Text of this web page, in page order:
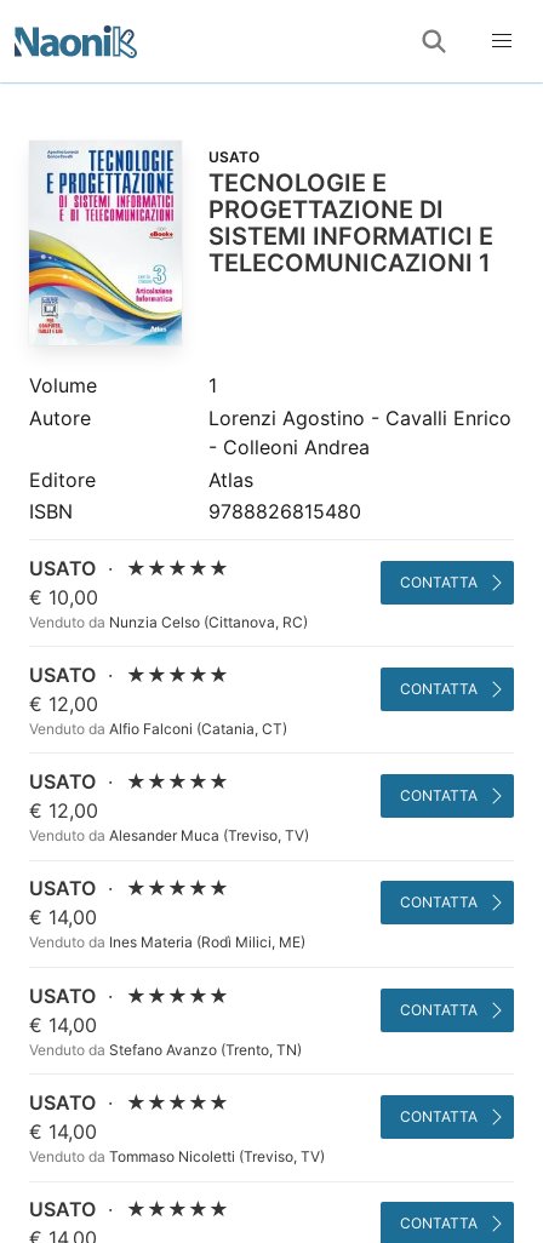
USATO
TECNOLOGIE E
PROGETTAZIONE DI
SISTEMI INFORMATICI E
TELECOMUNICAZIONI 1
Volume
1
Autore
Lorenzi Agostino - Cavalli Enrico
- Colleoni Andrea
Editore
Atlas
ISBN
9788826815480
USATO ·
★★★★★
€ 10,00
Venduto da Nunzia Celso (Cittanova, RC)
CONTATTA
USATO ·
★★★★★
€ 12,00
Venduto da Alfio Falconi (Catania, CT)
CONTATTA
USATO ·
★★★★★
€ 12,00
Venduto da Alesander Muca (Treviso, TV)
CONTATTA
USATO ·
★★★★★
€ 14,00
Venduto da Ines Materia (Rodì Milici, ME)
CONTATTA
USATO ·
★★★★★
€ 14,00
Venduto da Stefano Avanzo (Trento, TN)
CONTATTA
USATO ·
★★★★★
€ 14,00
Venduto da Tommaso Nicoletti (Treviso, TV)
CONTATTA
USATO ·
★★★★★
CONTATTA